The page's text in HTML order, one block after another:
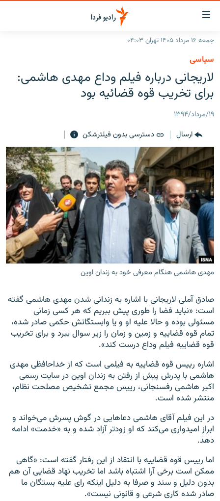
لینک‌های
قابلیت
دسترسی
بازگشت
منوی
اصلی
رفتن
صفحه
جستجو
ایران
جهان
برنامه‌های رادیویی
فرکانس‌ها
پادکست
چندرسانه‌ای
گزارش‌های تصویری
گزارش‌های ویدئویی
زنان فردا
English
به ما بپیوندید
زبان‌های دیگر
جمعه ۱۶ مرداد ۱۴۰۵ تهران ۰۴:۰۳
سیاسی
لاریجانی درباره فیلم وداع مهدی هاشمی:
برای تخریب قوه قضائیه بود
۱۹/مرداد/۱۳۹۴
ارسال
دسترسی بدون فیلترشکن
مهدی هاشمی هنگام معرفی خود به زندان اوین
صادق آملی لاریجانی با اشاره به زندانی شدن مهدی هاشمی گفته
است: «نبايد فضا را طوری پيش ببريم که هر کسی زمانی
مسئولی بوده و حالا عليه او و يا وابستگانش حکمی صادر شده،
تمام قوه قضایيه و زمين و زمان را زير سوال ببرد و برای تخريب
قوه قضایيه فيلم وداع درست کند».
اشاره رییس قوه قضاییه به فيلمی است که از خداحافظی مهدی
هاشمی با پدرش پيش از رفتن به زندان اوين در سايت رسمی
اکبر هاشمی رفسنجانی، ریيس مجمع تشخيص مصلحت نظام،
منتشر شده است.
در اين فيلم آقای هاشمی دعاهايی در گوش پسرش می‌خواند و
ابراز اميدواری می‌کند که او زودتر آزاد شده و به «خدمت» ادامه
دهد.
اما ریيس قوه قضایيه با انتقاد از اين رفتار گفته است: «گاهی
ممکن است برخی آرا اشتباه باشد اما تخريب نهاد قضايی آن هم
بدون دليل و سند و صرفا به دليل اينکه رای عليه بستگان ما
صادر شده کاری شرعی و قانونی نيست».